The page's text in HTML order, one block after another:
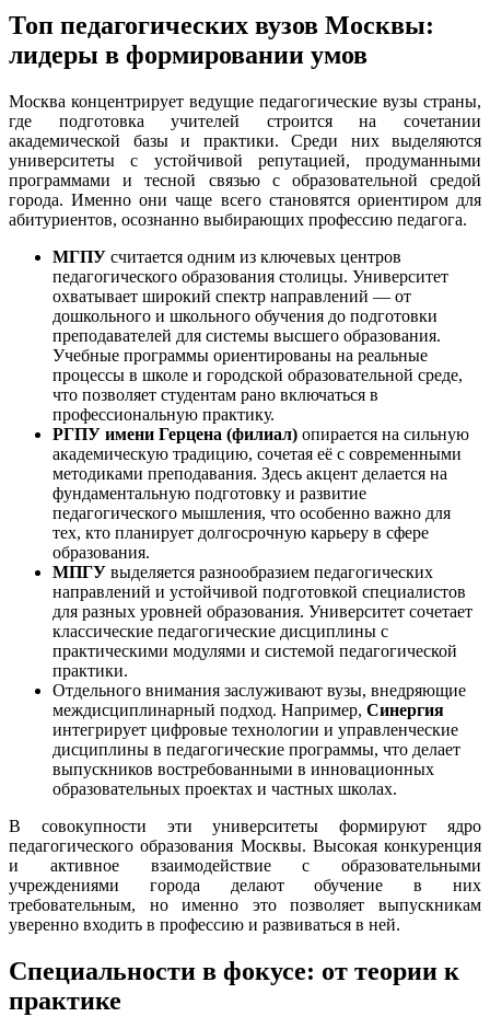
Топ педагогических вузов Москвы:
лидеры в формировании умов
Москва концентрирует ведущие педагогические вузы страны,
где подготовка учителей строится на сочетании
академической базы и практики. Среди них выделяются
университеты с устойчивой репутацией, продуманными
программами и тесной связью с образовательной средой
города. Именно они чаще всего становятся ориентиром для
абитуриентов, осознанно выбирающих профессию педагога.
МГПУ считается одним из ключевых центров
педагогического образования столицы. Университет
охватывает широкий спектр направлений — от
дошкольного и школьного обучения до подготовки
преподавателей для системы высшего образования.
Учебные программы ориентированы на реальные
процессы в школе и городской образовательной среде,
что позволяет студентам рано включаться в
профессиональную практику.
РГПУ имени Герцена (филиал) опирается на сильную
академическую традицию, сочетая её с современными
методиками преподавания. Здесь акцент делается на
фундаментальную подготовку и развитие
педагогического мышления, что особенно важно для
тех, кто планирует долгосрочную карьеру в сфере
образования.
МПГУ выделяется разнообразием педагогических
направлений и устойчивой подготовкой специалистов
для разных уровней образования. Университет сочетает
классические педагогические дисциплины с
практическими модулями и системой педагогической
практики.
Отдельного внимания заслуживают вузы, внедряющие
междисциплинарный подход. Например, Синергия
интегрирует цифровые технологии и управленческие
дисциплины в педагогические программы, что делает
выпускников востребованными в инновационных
образовательных проектах и частных школах.
В совокупности эти университеты формируют ядро
педагогического образования Москвы. Высокая конкуренция
и активное взаимодействие с образовательными
учреждениями города делают обучение в них
требовательным, но именно это позволяет выпускникам
уверенно входить в профессию и развиваться в ней.
Специальности в фокусе: от теории к
практике